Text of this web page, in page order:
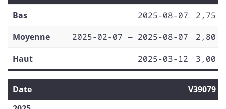
Bas
2025-08-07
2,75
Moyenne
2025-02-07 — 2025-08-07
2,80
Haut
2025-03-12 3,00
Date
V39079